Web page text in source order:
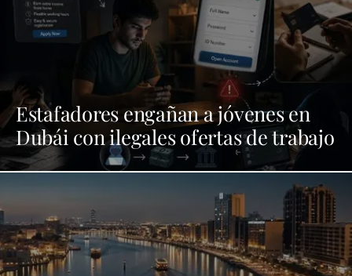
Estafadores engañan a jóvenes en
Dubái con ilegales ofertas de trabajo